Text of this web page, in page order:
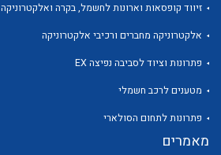
זיווד קופסאות וארונות לחשמל, בקרה ואלקטרוניקה
אלקטרוניקה מחברים ורכיבי אלקטרוניקה
פתרונות וציוד לסביבה נפיצה EX
מטענים לרכב חשמלי
פתרונות לתחום הסולארי
מאמרים